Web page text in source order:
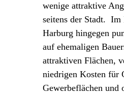
wenige attraktive
seitens der Stadt. Im
Harburg hingegen
auf ehemaligen
attraktiven Flächen,
niedrigen Kosten für
Gewerbeflächen und